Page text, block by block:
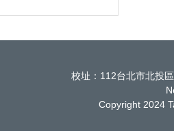
校址：112台北市北投
Copyright 2024